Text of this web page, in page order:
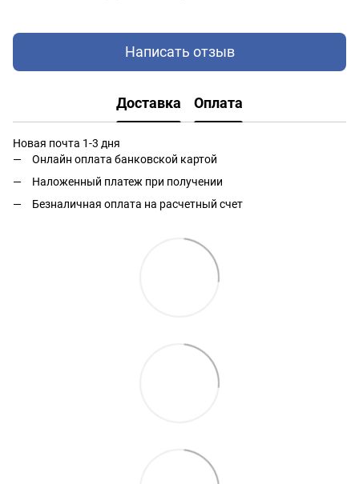
Написать отзыв
Доставка Оплата
Новая почта 1-3 дня
Онлайн оплата банковской картой
Наложенный платеж при получении
Безналичная оплата на расчетный счет